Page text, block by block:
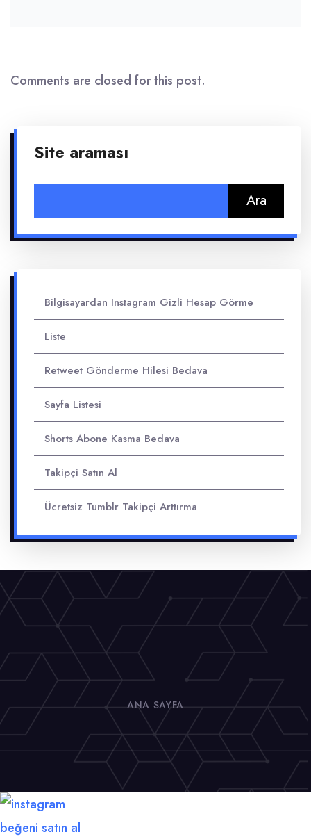
Comments are closed for this post.
Site araması
Bilgisayardan Instagram Gizli Hesap Görme
Liste
Retweet Gönderme Hilesi Bedava
Sayfa Listesi
Shorts Abone Kasma Bedava
Takipçi Satın Al
Ücretsiz Tumblr Takipçi Arttırma
ANA SAYFA